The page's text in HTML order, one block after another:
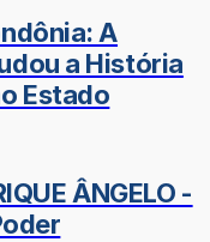
A
a História
Estado
ÂNGELO -